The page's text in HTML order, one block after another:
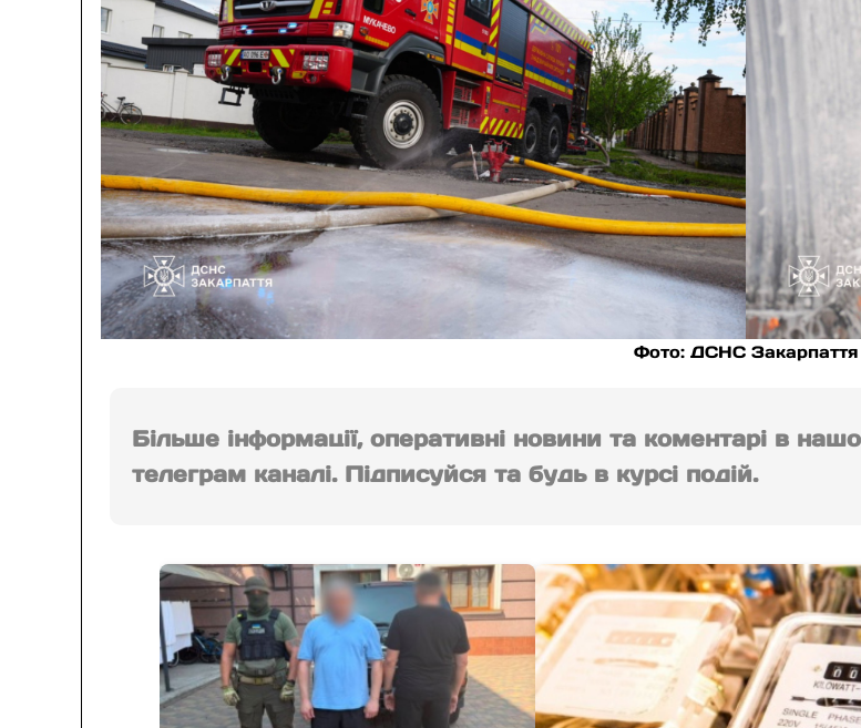
Фото: ДСНС Закарпаття
Більше інформації, оперативні новини та коментарі в
телеграм каналі. Підписуйся та будь в курсі подій.